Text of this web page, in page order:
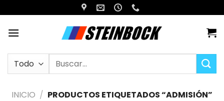
al
contenido
Buscar
INICIO / PRODUCTOS ETIQUETADOS “ADMISIÓN”